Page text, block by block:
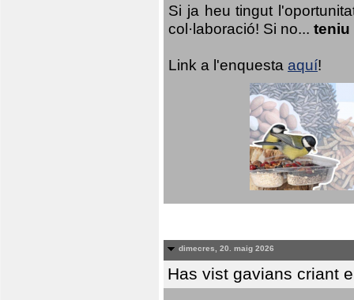
Si ja heu tingut
col·laboració! Si no... teniu
Link a l'enquesta aquí!
dimecres, 20. maig 2026
Has vist gavians criant